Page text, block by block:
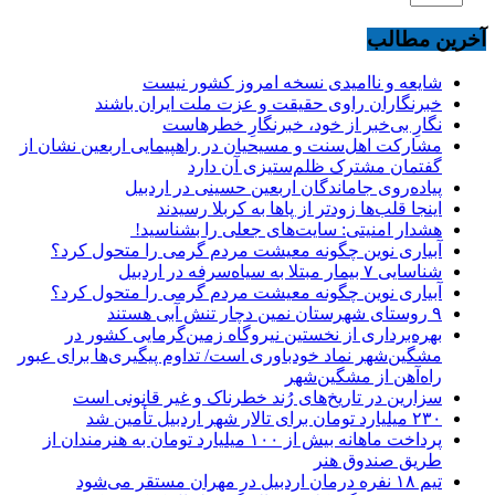
آخرین مطالب
شایعه و ناامیدی نسخه امروز کشور نیست
خبرنگاران راوی حقیقت و عزت ملت ایران باشند
نگارِ بی‌خبر از خود، خبرنگارِ خطرهاست
مشارکت اهل‌سنت و مسیحیان در راهپیمایی اربعین نشان از
گفتمان مشترک ظلم‌ستیزی آن دارد
پیاده‌روی جاماندگان اربعین حسینی در اردبیل
اینجا قلب‌ها زودتر از پاها به کربلا رسیدند
هشدار امنیتی: سایت‌های جعلی را بشناسید!
آبیاری نوین چگونه معیشت مردم گرمی را متحول کرد؟
شناسایی ۷ بیمار مبتلا به سیاه‌سرفه در اردبیل
آبیاری نوین چگونه معیشت مردم گرمی را متحول کرد؟
۹ روستای شهرستان نمین دچار تنش آبی هستند
بهره‌برداری از نخستین نیروگاه زمین‌گرمایی کشور در
مشگین‌شهر نماد خودباوری است/ تداوم پیگیری‌ها برای عبور
راه‌آهن از مشگین‌شهر
سزارین در تاریخ‌های رُند خطرناک و غیر قانونی است
۲۳۰ میلیارد تومان برای تالار شهر اردبیل تأمین شد
پرداخت ماهانه بیش از ۱۰۰ میلیارد تومان به هنرمندان از
طریق صندوق هنر
تیم ۱۸ نفره درمان اردبیل در مهران مستقر می‌شود